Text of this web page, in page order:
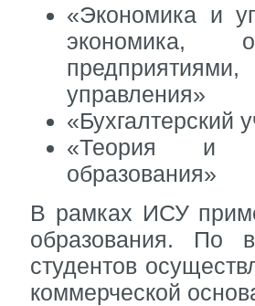
Все объявления
«Экономика и
экономика,
управления»
«Бухгалтерский
«Теория и
образования»
В рамках ИСУ
образования. По
студентов
коммерческой